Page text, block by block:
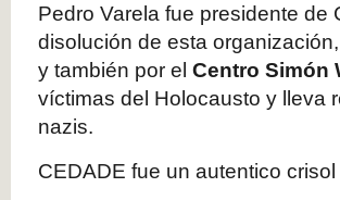
Pedro Varela fue presidente
disolución de esta
y también por el Centro Simón
víctimas del Holocausto y lleva
nazis.
CEDADE fue un autentico crisol